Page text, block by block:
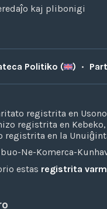
kaj plibonigi
Politiko ( ) •
registrita en
registrita en Kebeko,
en la
Ne-Komerca-
estas registrita